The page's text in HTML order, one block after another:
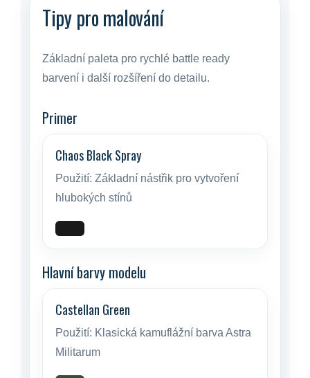
Tipy pro malování
Základní paleta pro rychlé battle ready
barvení i další rozšíření do detailu.
Primer
Chaos Black Spray
Použití: Základní nástřik pro vytvoření
hlubokých stínů
Hlavní barvy modelu
Castellan Green
Použití: Klasická kamuflážní barva Astra
Militarum